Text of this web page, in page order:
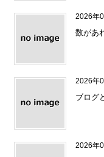
2026年
数があ
2026年
ブログ
2026年